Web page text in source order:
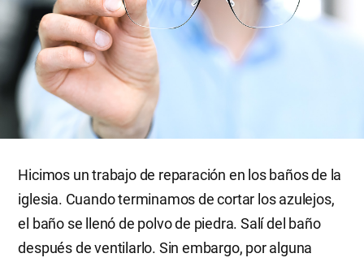
Hicimos un trabajo de reparación en los baños de la
iglesia. Cuando terminamos de cortar los azulejos,
el baño se llenó de polvo de piedra. Salí del baño
después de ventilarlo. Sin embargo, por alguna